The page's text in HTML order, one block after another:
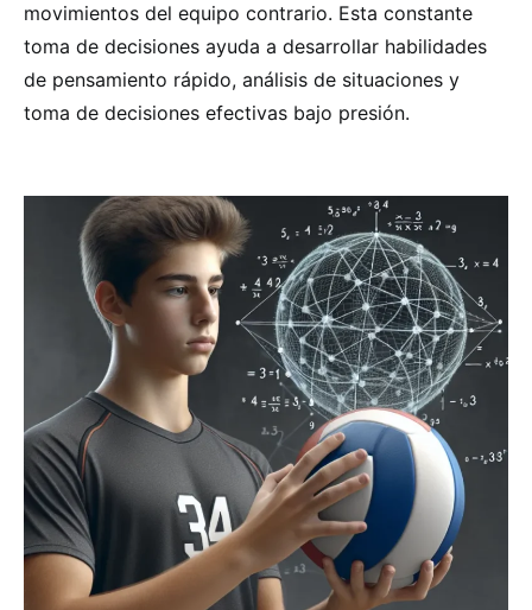
movimientos del equipo contrario. Esta constante
toma de decisiones ayuda a desarrollar habilidades
de pensamiento rápido, análisis de situaciones y
toma de decisiones efectivas bajo presión.